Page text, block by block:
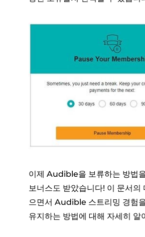
이제 Audible을 보류하는 방법
보너스도 받았습니다! 이 문서의
으면서 Audible 스트리밍 경험
유지하는 방법에 대해 자세히 알